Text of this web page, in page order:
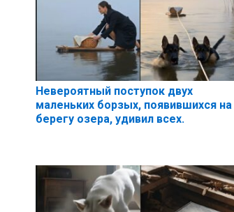
Невероятный поступок двух
маленьких борзых, появившихся на
берегу озера, удивил всех.